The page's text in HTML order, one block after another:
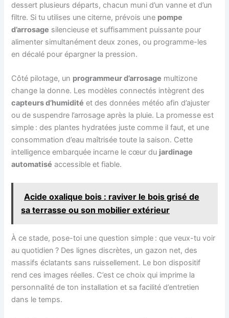
dessert plusieurs départs, chacun muni d’un vanne et d’un
filtre. Si tu utilises une citerne, prévois une pompe
d’arrosage silencieuse et suffisamment puissante pour
alimenter simultanément deux zones, ou programme-les
en décalé pour épargner la pression.
Côté pilotage, un programmeur d’arrosage multizone
change la donne. Les modèles connectés intègrent des
capteurs d’humidité et des données météo afin d’ajuster
ou de suspendre l’arrosage après la pluie. La promesse est
simple : des plantes hydratées juste comme il faut, et une
consommation d’eau maîtrisée toute la saison. Cette
intelligence embarquée incarne le cœur du jardinage
automatisé accessible et fiable.
Acide oxalique bois : raviver le bois grisé de
sa terrasse ou son mobilier extérieur
À ce stade, pose-toi une question simple : que veux-tu voir
au quotidien ? Des lignes discrètes, un gazon net, des
massifs éclatants sans ruissellement. Le bon dispositif
rend ces images réelles. C’est ce choix qui imprime la
personnalité de ton installation et sa facilité d’entretien
dans le temps.